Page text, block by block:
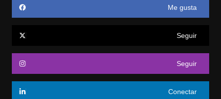
Me gusta
Seguir
Seguir
Conectar